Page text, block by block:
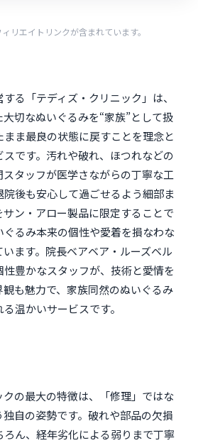
リエイトリンクが含まれています。
る「テディズ・クリニック」は、
切なぬいぐるみを“家族”として扱
まま最良の状態に戻すことを理念と
スです。汚れや破れ、ほつれなどの
タッフが医学さながらの丁寧な工
後も安心して過ごせるよう細部ま
ン・アロー製品に限定することで
ぐるみ本来の個性や愛着を損なわな
います。院長ベアベア・ルーズベル
性豊かなスタッフが、技術と愛情を
も魅力で、家族同然のぬいぐるみ
温かいサービスです。
の最大の特徴は、「修理」ではな
独自の姿勢です。破れや部品の欠損
ろん、経年劣化による弱りまで丁寧